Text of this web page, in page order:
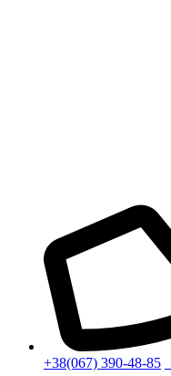
+38(067) 390-48-85